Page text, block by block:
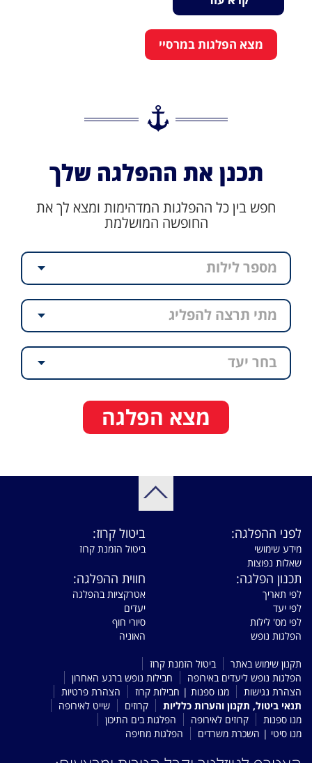
מצא הפלגות במרסיי
תכנן את ההפלגה שלך
חפש בין כל ההפלגות המדהימות ומצא לך את
החופשה המושלמת
מספר לילות
מתי תרצה להפליג
בחר יעד
מצא הפלגה
לפני ההפלגה:
מידע שימושי
שאלות נפוצות
ביטול קרוז:
ביטול הזמנת קרוז
תכנון הפלגה:
לפי תאריך
לפי יעד
לפי מס' לילות
הפלגות נופש
חווית ההפלגה:
אטרקציות בהפלגה
יעדים
סיורי חוף
האוניה
תקנון שימוש באתר
ביטול הזמנת קרוז
הפלגות נופש ליעדים באירופה
חבילות נופש ברגע האחרון
הצהרת נגישות
מנו ספנות | חבילות קרוז
הצהרת פרטיות
תנאי ביטול, תקנון והערות כלליות
קרוזים
שייט לאירופה
מנו ספנות
קרוזים לאירופה
הפלגות בים התיכון
מנו סיטי | השכרת משרדים
הפלגות מחיפה